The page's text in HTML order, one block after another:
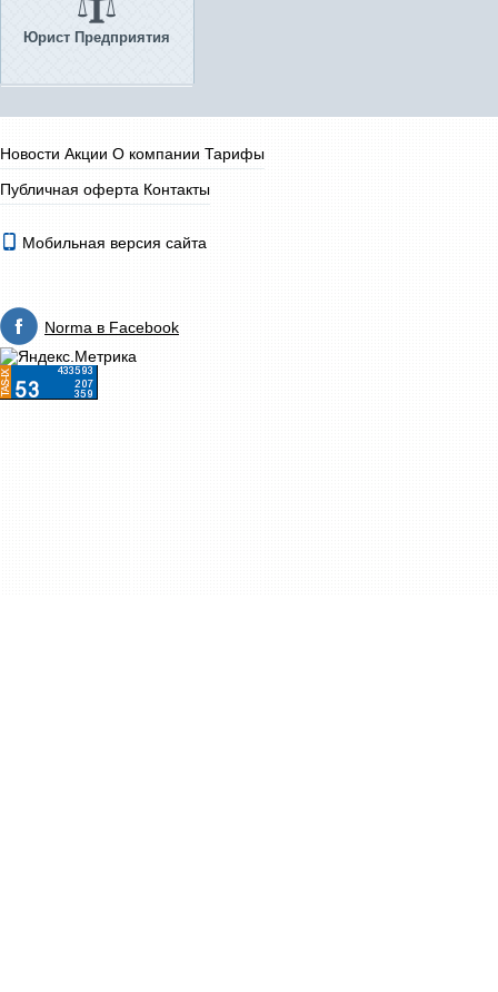
Юрист Предприятия
Новости Акции О компании Тарифы
Публичная оферта Контакты
Мобильная версия сайта
Norma в Facebook